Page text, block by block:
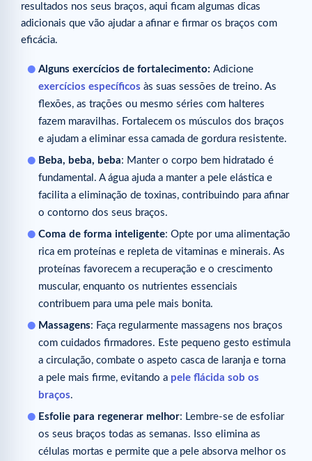
resultados nos seus braços, aqui ficam algumas dicas
adicionais que vão ajudar a afinar e firmar os braços com
eficácia.
Alguns exercícios de fortalecimento: Adicione
exercícios específicos às suas sessões de treino. As
flexões, as trações ou mesmo séries com halteres
fazem maravilhas. Fortalecem os músculos dos braços
e ajudam a eliminar essa camada de gordura resistente.
Beba, beba, beba: Manter o corpo bem hidratado é
fundamental. A água ajuda a manter a pele elástica e
facilita a eliminação de toxinas, contribuindo para afinar
o contorno dos seus braços.
Coma de forma inteligente: Opte por uma alimentação
rica em proteínas e repleta de vitaminas e minerais. As
proteínas favorecem a recuperação e o crescimento
muscular, enquanto os nutrientes essenciais
contribuem para uma pele mais bonita.
Massagens: Faça regularmente massagens nos braços
com cuidados firmadores. Este pequeno gesto estimula
a circulação, combate o aspeto casca de laranja e torna
a pele mais firme, evitando a pele flácida sob os
braços.
Esfolie para regenerar melhor: Lembre-se de esfoliar
os seus braços todas as semanas. Isso elimina as
células mortas e permite que a pele absorva melhor os